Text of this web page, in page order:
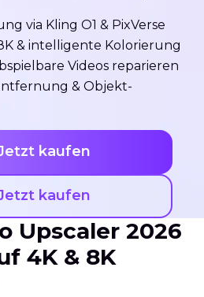
via Kling O1 & PixVerse
& intelligente Kolorierung
Videos reparieren
& Objekt-
kaufen
kaufen
Upscaler 2026
4K & 8K